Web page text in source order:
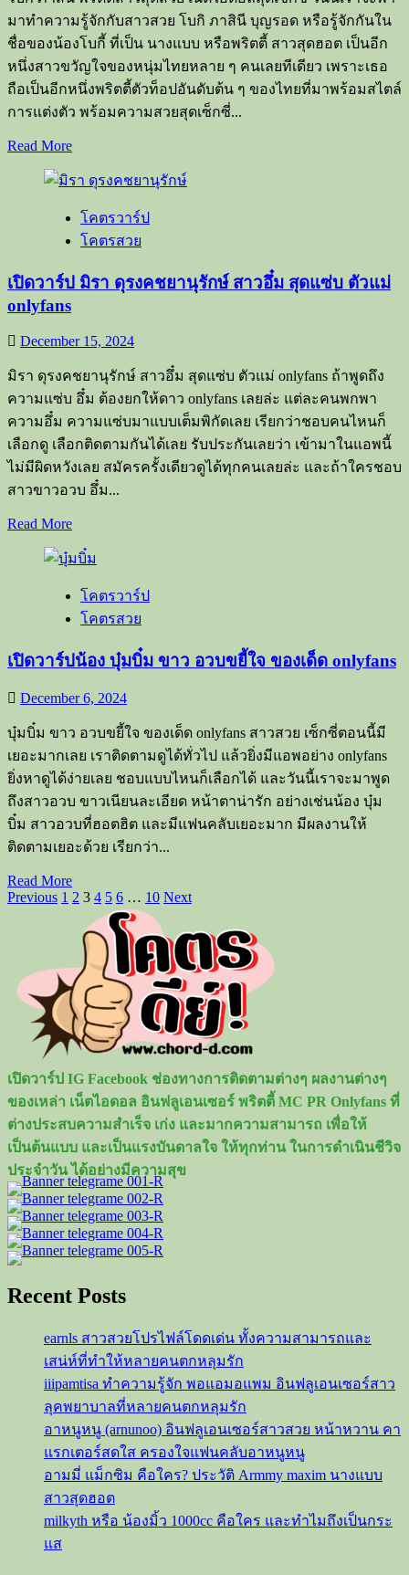
ลลนา
นิน”
เจ้า
ฉายา
นม
มาทำความรู้จักกับสาวสวย โบกิ ภาสินี บุญรอด หรือรู้จักกันใน
ชื่อของน้องโบกี้ ที่เป็น นางแบบ หรือพริตตี้ สาวสุดฮอต เป็นอีก
หนึ่งสาวขวัญใจของหนุ่มไทยหลาย ๆ คนเลยทีเดียว เพราะเธอ
ถือเป็นอีกหนึ่งพริตตี้ตัวท็อปอันดับต้น ๆ ของไทยที่มาพร้อมสไตล์
การแต่งตัว พร้อมความสวยสุดเซ็กซี่...
Read MoreRead
about
วาร์
ตี้
สวย
ภา
สินี”
เน็ต
ไอ
ดอล
สุด
โคตรวาร์ป
โคตรสวย
เปิดวาร์ป มิรา ดุรงคชยานุรักษ์ สาวอึ๋ม สุดแซ่บ ตัวแม่
onlyfans
December 15, 2024
มิรา ดุรงคชยานุรักษ์ สาวอึ๋ม สุดแซ่บ ตัวแม่ onlyfans ถ้าพูดถึง
ความแซ่บ อึ๋ม ต้องยกให้ดาว onlyfans เลยล่ะ แต่ละคนพกพา
ความอึ๋ม ความแซ่บมาแบบเต็มพิกัดเลย เรียกว่าชอบคนไหนก็
เลือกดู เลือกติดตามกันได้เลย รับประกันเลยว่า เข้ามาในแอพนี้
ไม่มีผิดหวังเลย สมัครครั้งเดียวดูได้ทุกคนเลยล่ะ และถ้าใครชอบ
สาวขาวอวบ อึ๋ม...
Read MoreRead
about
วาร์
ดุ
รง
ยา
นุ
รักษ์
สา
วอึ๋ม
สุด
ตัว
onlyfans
โคตรวาร์ป
โคตรสวย
เปิดวาร์ปน้อง บุ๋มบิ๋ม ขาว อวบขยี้ใจ ของเด็ด onlyfans
December 6, 2024
บุ๋มบิ๋ม ขาว อวบขยี้ใจ ของเด็ด onlyfans สาวสวย เซ็กซี่ตอนนี้มี
เยอะมากเลย เราติดตามดูได้ทั่วไป แล้วยิ่งมีแอพอย่าง onlyfans
ยิ่งหาดูได้ง่ายเลย ชอบแบบไหนก็เลือกได้ และวันนี้เราจะมาพูด
ถึงสาวอวบ ขาวเนียนละเอียด หน้าตาน่ารัก อย่างเช่นน้อง บุ๋ม
บิ๋ม สาวอวบที่ฮอตฮิต และมีแฟนคลับเยอะมาก มีผลงานให้
ติดตามเยอะด้วย เรียกว่า...
Read MoreRead
more
เปิด
วาร์
ปน้
อง
บุ๋ม
บิ๋ม
อวบ
ของ
เด็ด
onlyfans
Posts
pagination
Previous 1 2 3 4 5 6 … 10 Next
เปิดวาร์ป IG Facebook ช่องทางการติดตามต่างๆ ผลงานต่างๆ
ของเหล่า เน็ตไอดอล อินฟลูเอนเซอร์ พริตตี้ MC PR Onlyfans ที่
ต่างประสบความสำเร็จ เก่ง และมากความสามารถ เพื่อให้
เป็นต้นแบบ และเป็นแรงบันดาลใจ ให้ทุกท่าน ในการดำเนินชีวิจ
ประจำวัน ได้อย่างมีความสุข
Recent Posts
earnls สาวสวยโปรไฟล์โดดเด่น ทั้งความสามารถและ
เสน่ห์ที่ทำให้หลายคนตกหลุมรัก
iiipamtisa ทำความรู้จัก พอแอมอแพม อินฟลูเอนเซอร์สาว
ลุคพยาบาลที่หลายคนตกหลุมรัก
อาหนูหนู (arnunoo) อินฟลูเอนเซอร์สาวสวย หน้าหวาน คา
แรกเตอร์สดใส ครองใจแฟนคลับอาหนูหนู
อามมี่ แม็กซิม คือใคร? ประวัติ Armmy maxim นางแบบ
สาวสุดฮอต
milkyth หรือ น้องมิ้ว 1000cc คือใคร และทำไมถึงเป็นกระ
แส